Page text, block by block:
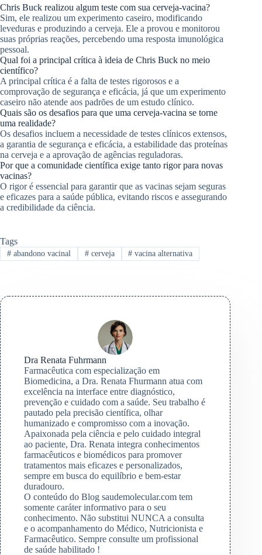
Chris Buck realizou algum teste com sua cerveja-vacina?
Sim, ele realizou um experimento caseiro, modificando
leveduras e produzindo a cerveja. Ele a provou e monitorou
suas próprias reações, percebendo uma resposta imunológica
pessoal.
Qual foi a principal crítica à ideia de Chris Buck no meio
científico?
A principal crítica é a falta de testes rigorosos e a
comprovação de segurança e eficácia, já que um experimento
caseiro não atende aos padrões de um estudo clínico.
Quais são os desafios para que uma cerveja-vacina se torne
uma realidade?
Os desafios incluem a necessidade de testes clínicos extensos,
a garantia de segurança e eficácia, a estabilidade das proteínas
na cerveja e a aprovação de agências reguladoras.
Por que a comunidade científica exige tanto rigor para novas
vacinas?
O rigor é essencial para garantir que as vacinas sejam seguras
e eficazes para a saúde pública, evitando riscos e assegurando
a credibilidade da ciência.
Tags
#abandono vacinal #cerveja # vacina alternativa
Dra Renata Fuhrmann
Farmacêutica com especialização em
Biomedicina, a Dra. Renata Fhurmann atua com
excelência na interface entre diagnóstico,
prevenção e cuidado com a saúde. Seu trabalho é
pautado pela precisão científica, olhar
humanizado e compromisso com a inovação.
Apaixonada pela ciência e pelo cuidado integral
ao paciente, Dra. Renata integra conhecimentos
farmacêuticos e biomédicos para promover
tratamentos mais eficazes e personalizados,
sempre em busca do equilíbrio e bem-estar
duradouro.
O conteúdo do Blog saudemolecular.com tem
somente caráter informativo para o seu
conhecimento. Não substitui NUNCA a consulta
e o acompanhamento do Médico, Nutricionista e
Farmacêutico. Sempre consulte um profissional
de saúde habilitado !